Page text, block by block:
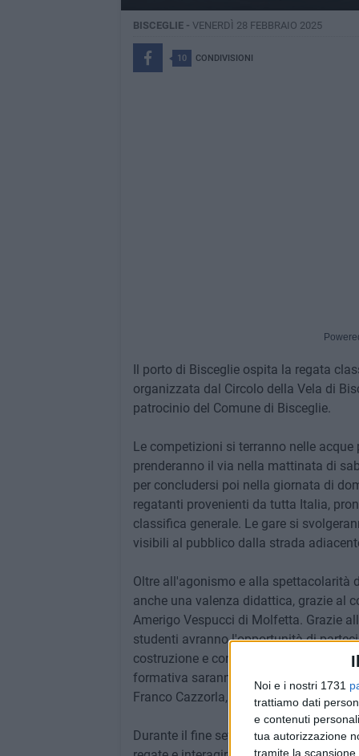
Noi e i nostri 1731
trattiamo dati
e contenuti
tua autorizzazione
tramite la
BISCEGLIE - VENERDÌ 28 FEBBRAIO 2025
10 CONDIVISIONI
Il porto di Bisceglie ospita la regata
organizzata dal Circolo della Vela di
patrocinio del Comune di Bisceglie.
Le competizioni si terranno nelle
prenderanno il via nella mattinata di
per concludersi poi nella giornata di
regatanti provenienti da tutta Italia,
classifica generale. Le gare si
visibili al pubblico dalla strada
Oltre all'agonismo e alla spettacolarità
anche una valenza didattica, grazie al
Amerigo Vespucci di Molfetta. Grazie
studenti avranno l'opportunità di
costruzione e conduzione delle
formativa saranno il presidente del
Franco Cazzorla, organizzatore della
Durante il fine settimana della